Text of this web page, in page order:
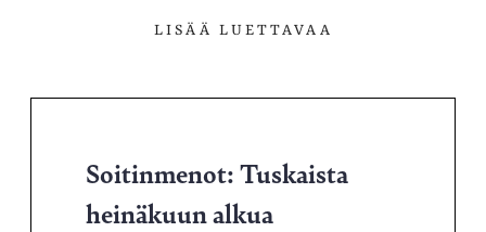
LISÄÄ LUETTAVAA
Soitinmenot: Tuskaista
heinäkuun alkua